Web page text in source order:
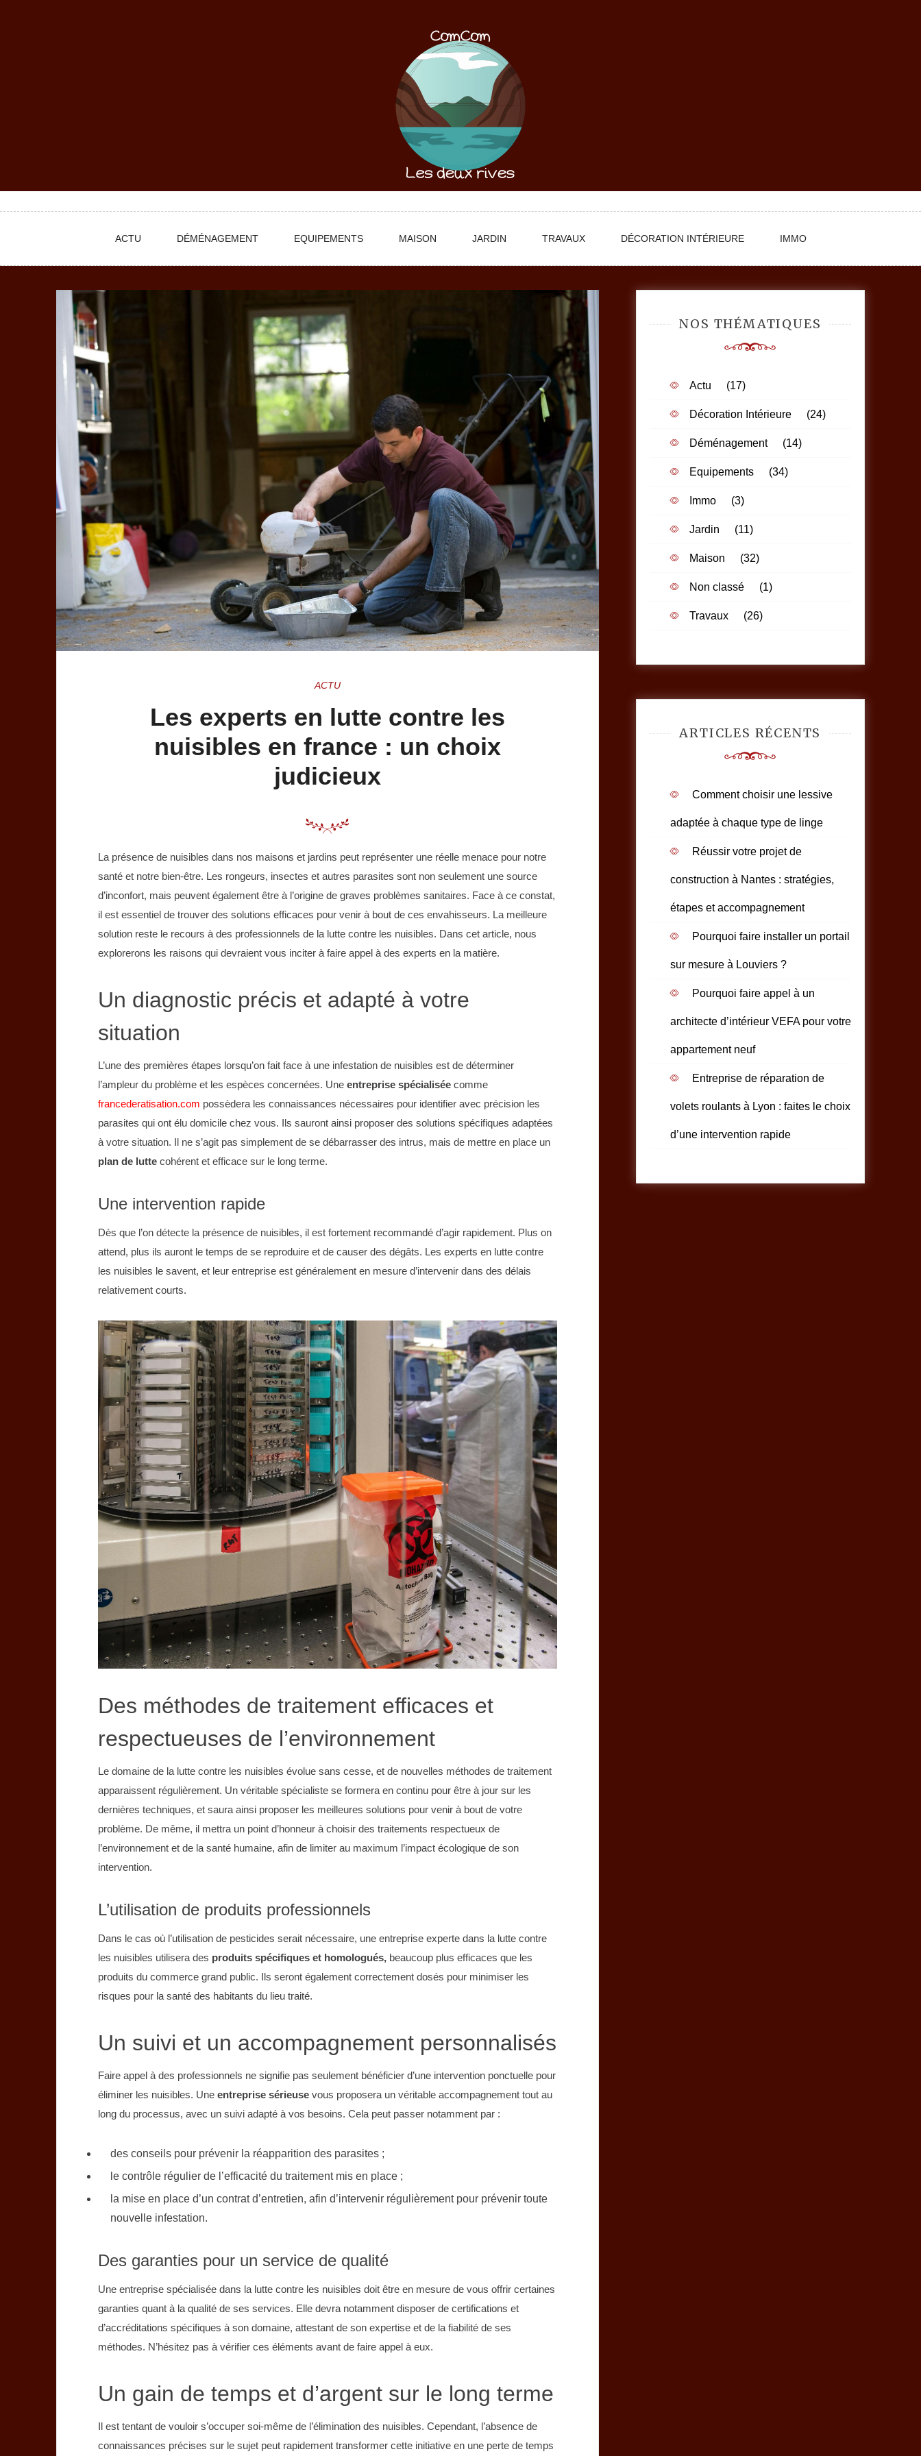
ACTU DÉMÉNAGEMENT EQUIPEMENTS MAISON JARDIN TRAVAUX DÉCORATION INTÉRIEURE IMMO
ACTU
Les experts en lutte contre les
nuisibles en france : un choix
judicieux
La présence de nuisibles dans nos maisons et jardins peut représenter une réelle menace pour notre
santé et notre bien-être. Les rongeurs, insectes et autres parasites sont non seulement une source
d’inconfort, mais peuvent également être à l’origine de graves problèmes sanitaires. Face à ce constat,
il est essentiel de trouver des solutions efficaces pour venir à bout de ces envahisseurs. La meilleure
solution reste le recours à des professionnels de la lutte contre les nuisibles. Dans cet article, nous
explorerons les raisons qui devraient vous inciter à faire appel à des experts en la matière.
Un diagnostic précis et adapté à votre
situation
L’une des premières étapes lorsqu’on fait face à une infestation de nuisibles est de déterminer
l’ampleur du problème et les espèces concernées. Une entreprise spécialisée comme
francederatisation.com possèdera les connaissances nécessaires pour identifier avec précision les
parasites qui ont élu domicile chez vous. Ils sauront ainsi proposer des solutions spécifiques adaptées
à votre situation. Il ne s’agit pas simplement de se débarrasser des intrus, mais de mettre en place un
plan de lutte cohérent et efficace sur le long terme.
Une intervention rapide
Dès que l’on détecte la présence de nuisibles, il est fortement recommandé d’agir rapidement. Plus on
attend, plus ils auront le temps de se reproduire et de causer des dégâts. Les experts en lutte contre
les nuisibles le savent, et leur entreprise est généralement en mesure d’intervenir dans des délais
relativement courts.
Des méthodes de traitement efficaces et
respectueuses de l’environnement
Le domaine de la lutte contre les nuisibles évolue sans cesse, et de nouvelles méthodes de traitement
apparaissent régulièrement. Un véritable spécialiste se formera en continu pour être à jour sur les
dernières techniques, et saura ainsi proposer les meilleures solutions pour venir à bout de votre
problème. De même, il mettra un point d’honneur à choisir des traitements respectueux de
l’environnement et de la santé humaine, afin de limiter au maximum l’impact écologique de son
intervention.
L’utilisation de produits professionnels
Dans le cas où l’utilisation de pesticides serait nécessaire, une entreprise experte dans la lutte contre
les nuisibles utilisera des produits spécifiques et homologués, beaucoup plus efficaces que les
produits du commerce grand public. Ils seront également correctement dosés pour minimiser les
risques pour la santé des habitants du lieu traité.
Un suivi et un accompagnement personnalisés
Faire appel à des professionnels ne signifie pas seulement bénéficier d’une intervention ponctuelle pour
éliminer les nuisibles. Une entreprise sérieuse vous proposera un véritable accompagnement tout au
long du processus, avec un suivi adapté à vos besoins. Cela peut passer notamment par :
des conseils pour prévenir la réapparition des parasites ;
le contrôle régulier de l’efficacité du traitement mis en place ;
la mise en place d’un contrat d’entretien, afin d’intervenir régulièrement pour prévenir toute
nouvelle infestation.
Des garanties pour un service de qualité
Une entreprise spécialisée dans la lutte contre les nuisibles doit être en mesure de vous offrir certaines
garanties quant à la qualité de ses services. Elle devra notamment disposer de certifications et
d’accréditations spécifiques à son domaine, attestant de son expertise et de la fiabilité de ses
méthodes. N’hésitez pas à vérifier ces éléments avant de faire appel à eux.
Un gain de temps et d’argent sur le long terme
Il est tentant de vouloir s’occuper soi-même de l’élimination des nuisibles. Cependant, l’absence de
connaissances précises sur le sujet peut rapidement transformer cette initiative en une perte de temps
NOS THÉMATIQUES
Actu (17)
Décoration Intérieure (24)
Déménagement (14)
Equipements (34)
Immo (3)
Jardin (11)
Maison (32)
Non classé (1)
Travaux (26)
ARTICLES RÉCENTS
Comment choisir une lessive
adaptée à chaque type de linge
Réussir votre projet de
construction à Nantes : stratégies,
étapes et accompagnement
Pourquoi faire installer un portail
sur mesure à Louviers ?
Pourquoi faire appel à un
architecte d’intérieur VEFA pour votre
appartement neuf
Entreprise de réparation de
volets roulants à Lyon : faites le choix
d’une intervention rapide